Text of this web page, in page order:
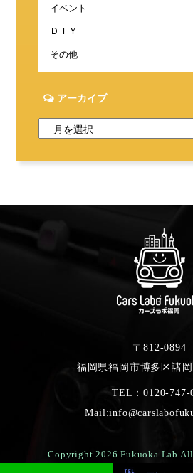
イベント
ＤＩＹ
その他
アーカイブ
〒812-0894
福岡県福岡市博多区諸
TEL：0120-747-
Copyright 2026 Fukuoka Lab